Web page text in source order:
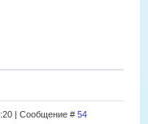
| Сообщение # 54